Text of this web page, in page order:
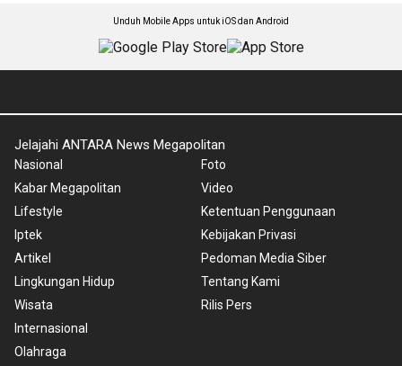
Unduh Mobile Apps untuk iOS dan Android
Jelajahi ANTARA News Megapolitan
Nasional
Kabar Megapolitan
Lifestyle
Iptek
Artikel
Lingkungan Hidup
Wisata
Internasional
Olahraga
Foto
Video
Ketentuan Penggunaan
Kebijakan Privasi
Pedoman Media Siber
Tentang Kami
Rilis Pers